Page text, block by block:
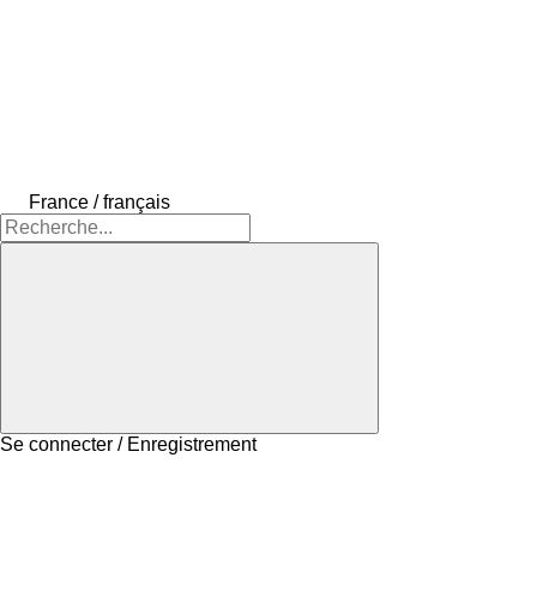
France / français
Se connecter / Enregistrement